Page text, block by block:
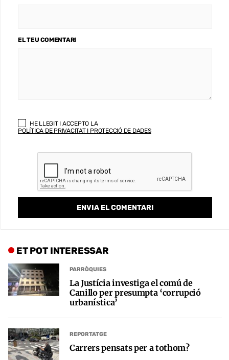
EL TEU COMENTARI
HE LLEGIT I ACCEPTO LA
POLÍTICA DE PRIVACITAT I PROTECCIÓ DE DADES
ET POT INTERESSAR
PARRÒQUIES
La Justícia investiga el comú de
Canillo per presumpta ‘corrupció
urbanística’
REPORTATGE
Carrers pensats per a tothom?